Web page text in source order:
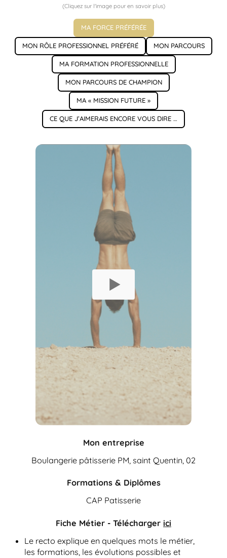
(Cliquez sur l'image pour en savoir plus)
MA FORCE PRÉFÉRÉE
MON RÔLE PROFESSIONNEL PRÉFÉRÉ MON PARCOURS
MA FORMATION PROFESSIONNELLE
MON PARCOURS DE CHAMPION
MA « MISSION FUTURE »
CE QUE J’AIMERAIS ENCORE VOUS DIRE …
Mon entreprise
Boulangerie pâtisserie PM, saint Quentin, 02
Formations & Diplômes
CAP Patisserie
Fiche Métier - Télécharger ici
Le recto explique en quelques mots le métier,
les formations, les évolutions possibles et